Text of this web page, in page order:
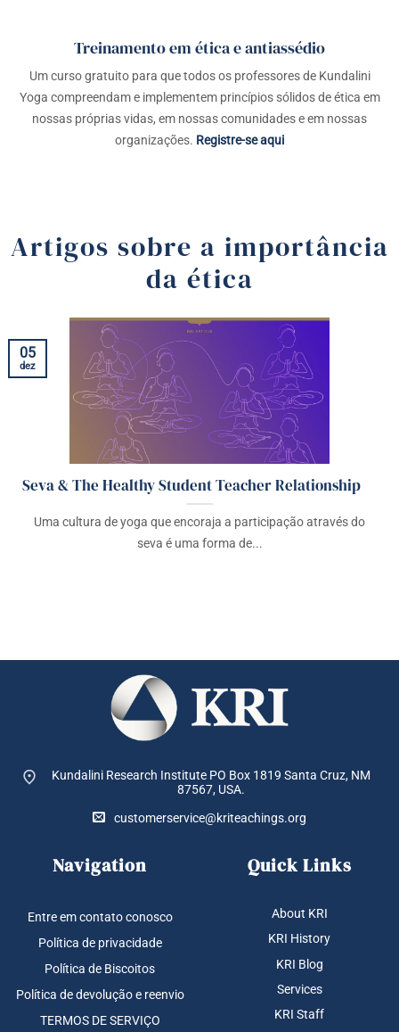
Treinamento em ética e antiassédio
Um curso gratuito para que todos os professores de Kundalini
Yoga compreendam e implementem princípios sólidos de ética em
nossas próprias vidas, em nossas comunidades e em nossas
organizações. Registre-se aqui
Artigos sobre a importância
da ética
Seva & The Healthy Student Teacher Relationship
Uma cultura de yoga que encoraja a participação através do
seva é uma forma de...
05
dez
Kundalini Research Institute PO Box 1819 Santa Cruz, NM
87567, USA.
customerservice@kriteachings.org
Navigation
Entre em contato conosco
Política de privacidade
Política de Biscoitos
Política de devolução e reenvio
TERMOS DE SERVIÇO
Quick Links
About KRI
KRI History
KRI Blog
Services
KRI Staff